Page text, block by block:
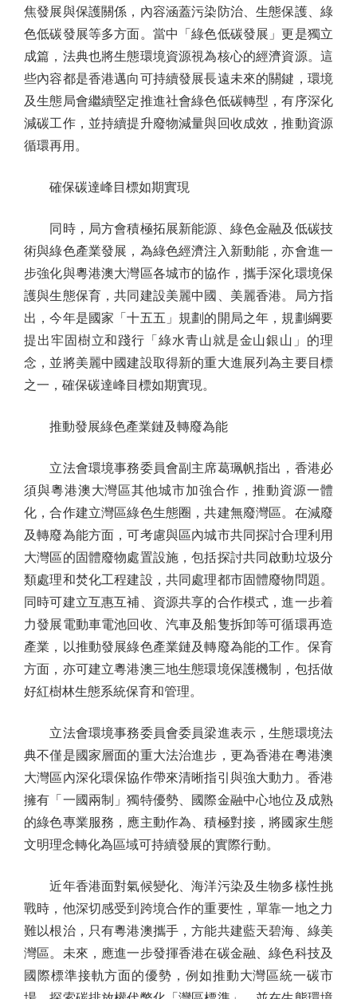
焦發展與保護關係，內容涵蓋污染防治、生態保護、綠
色低碳發展等多方面。當中「綠色低碳發展」更是獨立
成篇，法典也將生態環境資源視為核心的經濟資源。這
些內容都是香港邁向可持續發展長遠未來的關鍵，環境
及生態局會繼續堅定推進社會綠色低碳轉型，有序深化
減碳工作，並持續提升廢物減量與回收成效，推動資源
循環再用。
確保碳達峰目標如期實現
同時，局方會積極拓展新能源、綠色金融及低碳技
術與綠色產業發展，為綠色經濟注入新動能，亦會進一
步強化與粵港澳大灣區各城市的協作，攜手深化環境保
護與生態保育，共同建設美麗中國、美麗香港。局方指
出，今年是國家「十五五」規劃的開局之年，規劃綱要
提出牢固樹立和踐行「綠水青山就是金山銀山」的理
念，並將美麗中國建設取得新的重大進展列為主要目標
之一，確保碳達峰目標如期實現。
推動發展綠色產業鏈及轉廢為能
立法會環境事務委員會副主席葛珮帆指出，香港必
須與粵港澳大灣區其他城市加強合作，推動資源一體
化，合作建立灣區綠色生態圈，共建無廢灣區。在減廢
及轉廢為能方面，可考慮與區內城市共同探討合理利用
大灣區的固體廢物處置設施，包括探討共同啟動垃圾分
類處理和焚化工程建設，共同處理都市固體廢物問題。
同時可建立互惠互補、資源共享的合作模式，進一步着
力發展電動車電池回收、汽車及船隻拆卸等可循環再造
產業，以推動發展綠色產業鏈及轉廢為能的工作。保育
方面，亦可建立粵港澳三地生態環境保護機制，包括做
好紅樹林生態系統保育和管理。
立法會環境事務委員會委員梁進表示，生態環境法
典不僅是國家層面的重大法治進步，更為香港在粵港澳
大灣區內深化環保協作帶來清晰指引與強大動力。香港
擁有「一國兩制」獨特優勢、國際金融中心地位及成熟
的綠色專業服務，應主動作為、積極對接，將國家生態
文明理念轉化為區域可持續發展的實際行動。
近年香港面對氣候變化、海洋污染及生物多樣性挑
戰時，他深切感受到跨境合作的重要性，單靠一地之力
難以根治，只有粵港澳攜手，方能共建藍天碧海、綠美
灣區。未來，應進一步發揮香港在碳金融、綠色科技及
國際標準接軌方面的優勢，例如推動大灣區統一碳市